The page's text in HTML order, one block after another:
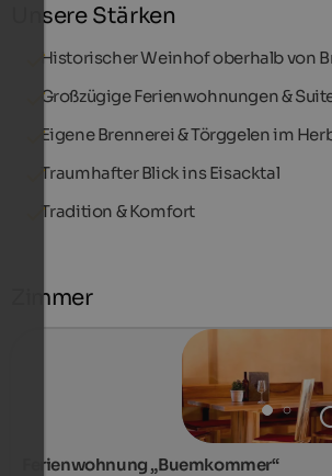
Unsere Stärken
Historischer Weinhof oberhalb von
Großzügige Ferienwohnungen &
Eigene Brennerei & Törggelen im
Traumhafter Blick ins Eisacktal
Tradition & Komfort
Zimmer
Ferienwohnung „Buemkommer“